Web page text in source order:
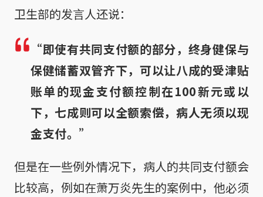
卫生部的发言人还说：
“即使有共同支付额的部分，终身健保与
保健储蓄双管齐下，可以让八成的受津贴
账单的现金支付额控制在100新元或以
下，七成则可以全额索偿，病人无须以现
金支付。”
但是在一些例外情况下，病人的共同支付额会
比较高，例如在萧万炎先生的案例中，他必须